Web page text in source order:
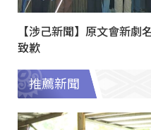
【涉己新聞】原文會新
致歉
推薦新聞